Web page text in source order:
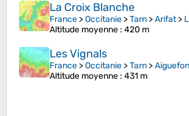
La Croix Blanche
France >Occitanie >Tarn >Arifat>
Altitude moyenne : 420 m
Les Vignals
France >Occitanie >Tarn >
Altitude moyenne : 431 m